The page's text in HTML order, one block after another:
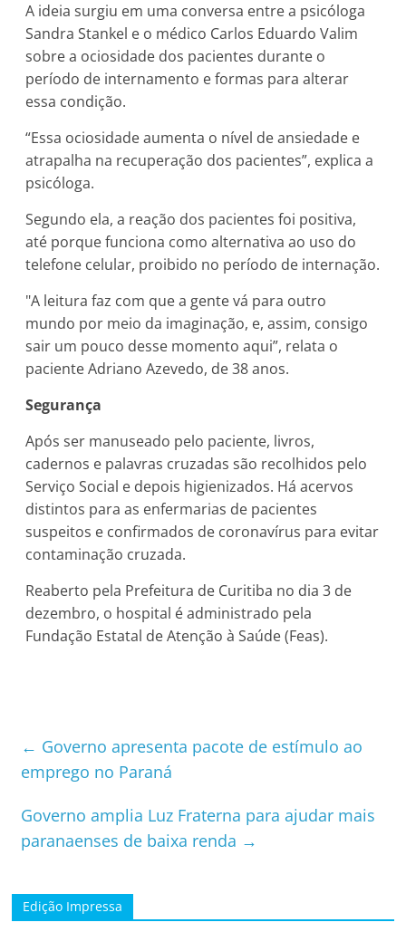
A ideia surgiu em uma conversa entre a psicóloga
Sandra Stankel e o médico Carlos Eduardo Valim
sobre a ociosidade dos pacientes durante o
período de internamento e formas para alterar
essa condição.
“Essa ociosidade aumenta o nível de ansiedade e
atrapalha na recuperação dos pacientes”, explica a
psicóloga.
Segundo ela, a reação dos pacientes foi positiva,
até porque funciona como alternativa ao uso do
telefone celular, proibido no período de internação.
"A leitura faz com que a gente vá para outro
mundo por meio da imaginação, e, assim, consigo
sair um pouco desse momento aqui”, relata o
paciente Adriano Azevedo, de 38 anos.
Segurança
Após ser manuseado pelo paciente, livros,
cadernos e palavras cruzadas são recolhidos pelo
Serviço Social e depois higienizados. Há acervos
distintos para as enfermarias de pacientes
suspeitos e confirmados de coronavírus para evitar
contaminação cruzada.
Reaberto pela Prefeitura de Curitiba no dia 3 de
dezembro, o hospital é administrado pela
Fundação Estatal de Atenção à Saúde (Feas).
← Governo apresenta pacote de estímulo ao
emprego no Paraná
Governo amplia Luz Fraterna para ajudar mais
paranaenses de baixa renda →
Edição Impressa